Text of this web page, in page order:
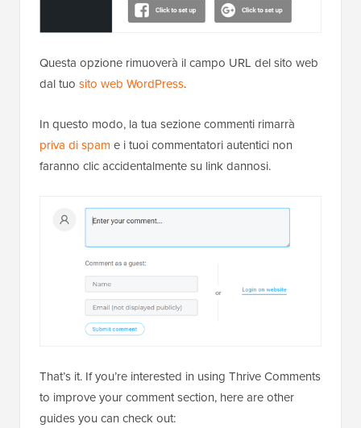
Questa opzione rimuoverà il campo URL del sito web
dal tuo sito web WordPress.
In questo modo, la tua sezione commenti rimarrà
priva di spam e i tuoi commentatori autentici non
faranno clic accidentalmente su link dannosi.
That’s it. If you’re interested in using Thrive Comments
to improve your comment section, here are other
guides you can check out: